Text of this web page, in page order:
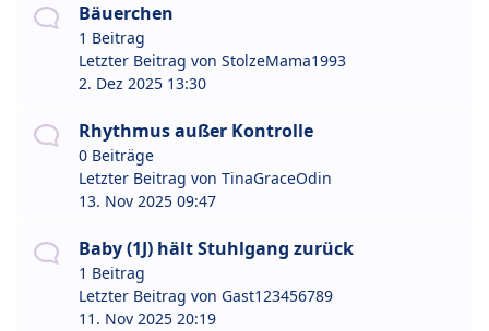
Bäuerchen
1 Beitrag
Letzter Beitrag von StolzeMama1993
2. Dez 2025 13:30
Rhythmus außer Kontrolle
0 Beiträge
Letzter Beitrag von TinaGraceOdin
13. Nov 2025 09:47
Baby (1J) hält Stuhlgang zurück
1 Beitrag
Letzter Beitrag von Gast123456789
11. Nov 2025 20:19